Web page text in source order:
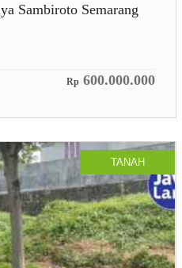
Sambiroto Semarang
Rp 600.000.000
TANAH